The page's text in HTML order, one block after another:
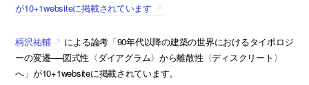
が10+1websiteに掲載されています
柄沢祐輔
による論考「90年代以降の建築の世界におけるタイポロジ
ーの変遷──図式性〈ダイアグラム〉から離散性〈ディスクリート〉
へ」が10+1websiteに掲載されています。